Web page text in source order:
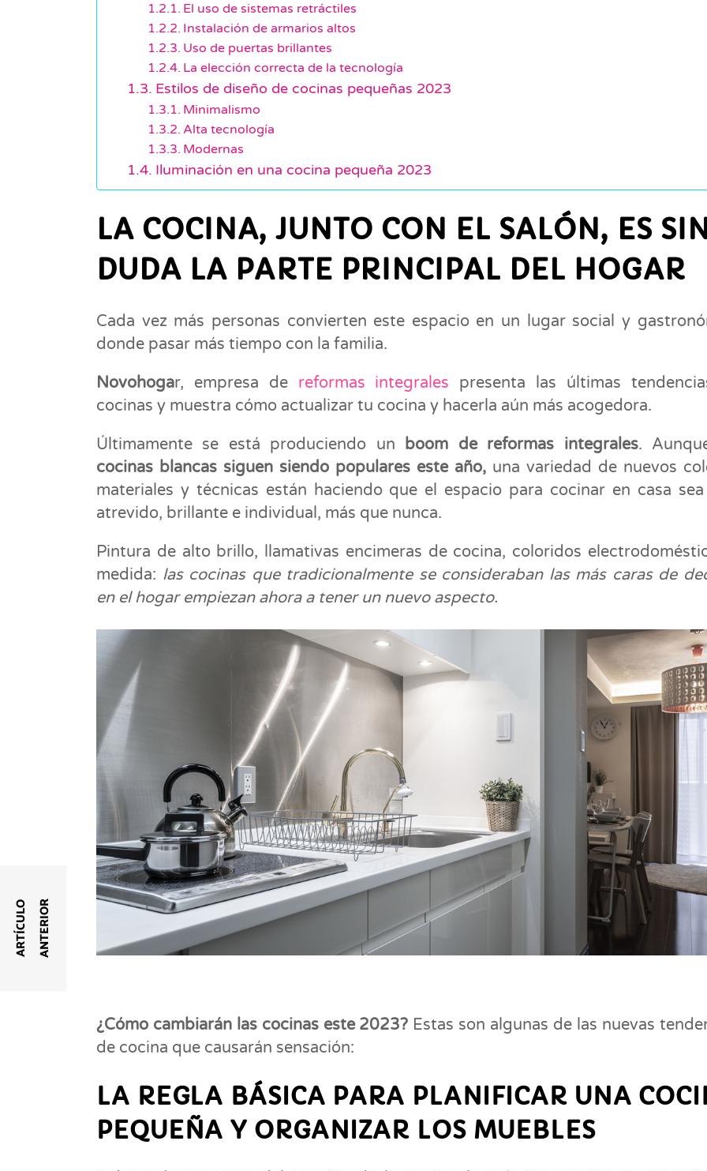
El uso de sistemas retráctiles
Instalación de armarios altos
Uso de puertas brillantes
La elección correcta de la tecnología
Estilos de diseño de cocinas pequeñas 2023
Minimalismo
Alta tecnología
Modernas
Iluminación en una cocina pequeña 2023
LA COCINA, JUNTO CON EL SALÓN, ES
DUDA LA PARTE PRINCIPAL DEL HOGAR
Cada vez más personas convierten este espacio en un lugar social y
donde pasar más tiempo con la familia.
Novohogar, empresa de reformas integrales presenta las últimas
cocinas y muestra cómo actualizar tu cocina y hacerla aún más acogedora.
Últimamente se está produciendo un boom de reformas integrales.
cocinas blancas siguen siendo populares este año,una variedad de nuevos
materiales y técnicas están haciendo que el espacio para cocinar en casa sea
atrevido, brillante e individual, más que nunca.
Pintura de alto brillo, llamativas encimeras de cocina, coloridos
medida: las cocinas que tradicionalmente se consideraban las más caras de
en el hogar empiezan ahora a tener un nuevo aspecto.
¿Cómo cambiarán las cocinas este 2023? Estas son algunas de las nuevas
de cocina que causarán sensación:
LA REGLA BÁSICA PARA PLANIFICAR UNA
PEQUEÑA Y ORGANIZAR LOS MUEBLES
A
R
T
Í
C
U
L
O
A
N
T
E
R
I
O R